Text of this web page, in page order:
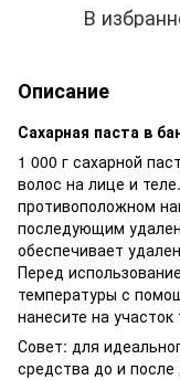
В
Описание
Сахарная паста в
1 000 г сахарной
волос на лице и
противоположном
последующим
обеспечивает
Перед
температуры с
нанесите на участок
Совет: для
средства до и после